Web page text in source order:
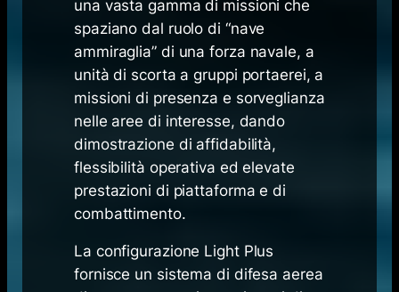
una vasta gamma di missioni che
spaziano dal ruolo di “nave
ammiraglia” di una forza navale, a
unità di scorta a gruppi portaerei, a
missioni di presenza e sorveglianza
nelle aree di interesse, dando
dimostrazione di affidabilità,
flessibilità operativa ed elevate
prestazioni di piattaforma e di
combattimento.
La configurazione Light Plus
fornisce un sistema di difesa aerea